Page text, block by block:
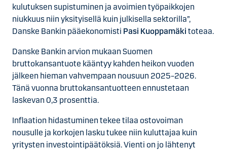
kulutuksen supistuminen ja avoimien työpaikkojen
niukkuus niin yksityisellä kuin julkisella sektorilla”,
Danske Bankin pääekonomisti Pasi Kuoppamäki toteaa.
Danske Bankin arvion mukaan Suomen
bruttokansantuote kääntyy kahden heikon vuoden
jälkeen hieman vahvempaan nousuun 2025–2026.
Tänä vuonna bruttokansantuotteen ennustetaan
laskevan 0,3 prosenttia.
Inflaation hidastuminen tekee tilaa ostovoiman
nousulle ja korkojen lasku tukee niin kuluttajaa kuin
yritysten investointipäätöksiä. Vienti on jo lähtenyt